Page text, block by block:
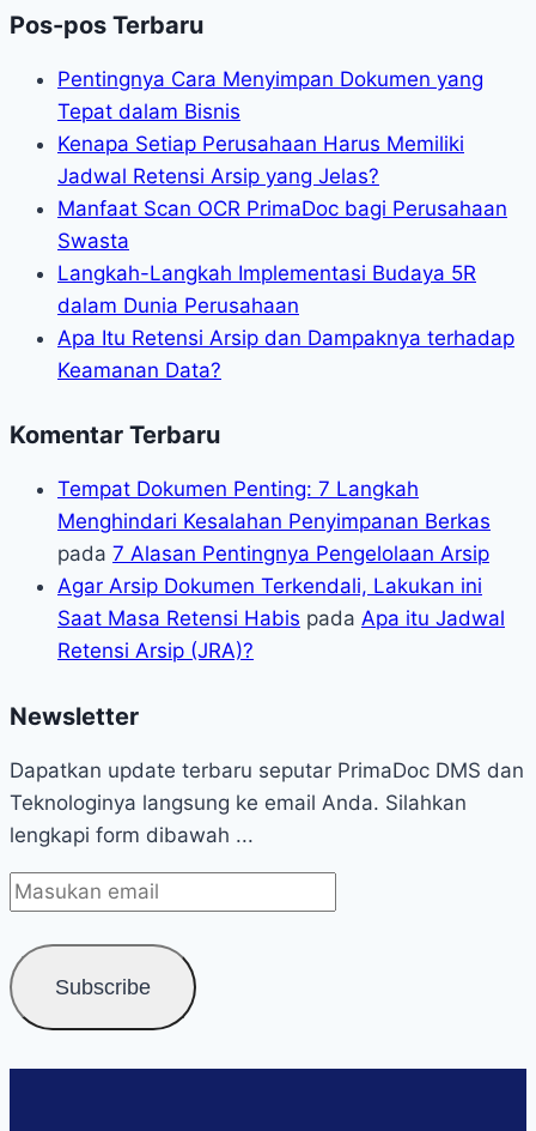
Pos-pos Terbaru
Pentingnya Cara Menyimpan Dokumen yang
Tepat dalam Bisnis
Kenapa Setiap Perusahaan Harus Memiliki
Jadwal Retensi Arsip yang Jelas?
Manfaat Scan OCR PrimaDoc bagi Perusahaan
Swasta
Langkah-Langkah Implementasi Budaya 5R
dalam Dunia Perusahaan
Apa Itu Retensi Arsip dan Dampaknya terhadap
Keamanan Data?
Komentar Terbaru
Tempat Dokumen Penting: 7 Langkah
Menghindari Kesalahan Penyimpanan Berkas
pada 7 Alasan Pentingnya Pengelolaan Arsip
Agar Arsip Dokumen Terkendali, Lakukan ini
Saat Masa Retensi Habis pada Apa itu Jadwal
Retensi Arsip (JRA)?
Newsletter
Dapatkan update terbaru seputar PrimaDoc DMS dan
Teknologinya langsung ke email Anda. Silahkan
lengkapi form dibawah ...